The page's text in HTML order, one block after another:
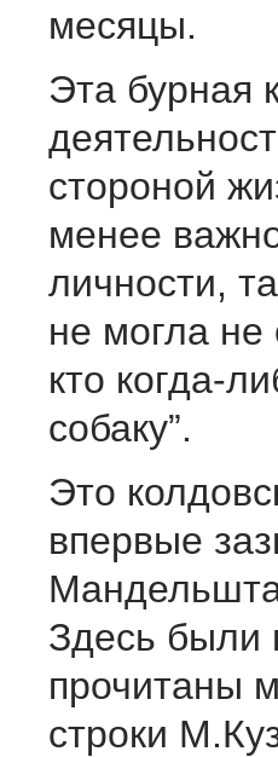
месяцы.
Эта бурная
стороной
менее
личности,
не могла не
кто когда-
собаку”.
Это
впервые
Здесь были
прочитаны
строки